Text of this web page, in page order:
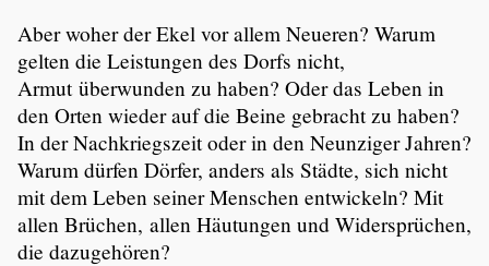
Aber woher der Ekel vor allem Neueren? Warum
gelten die Leistungen des Dorfs nicht,
Armut überwunden zu haben? Oder das Leben in
den Orten wieder auf die Beine gebracht zu haben?
In der Nachkriegs­zeit oder in den Neunziger Jahren?
Warum dürfen Dörfer, anders als Städte, sich nicht
mit dem Leben seiner Menschen entwi­ckeln? Mit
allen Brüchen, allen Häutungen und Wider­sprü­chen,
die dazuge­hören?